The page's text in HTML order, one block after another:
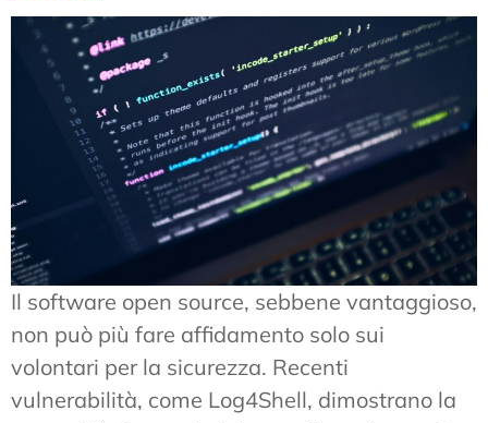
Il software open source, sebbene vantaggioso,
non può più fare affidamento solo sui
volontari per la sicurezza. Recenti
vulnerabilità, come Log4Shell, dimostrano la